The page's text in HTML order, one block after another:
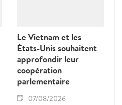
Le Vietnam et les
États-Unis souhaitent
approfondir leur
coopération
parlementaire
07/08/2026